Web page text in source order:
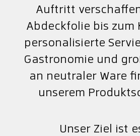
Auftritt
Abdeckfolie bis zum
personalisierte
Gastronomie und
an neutraler Ware
unserem
Unser Ziel ist